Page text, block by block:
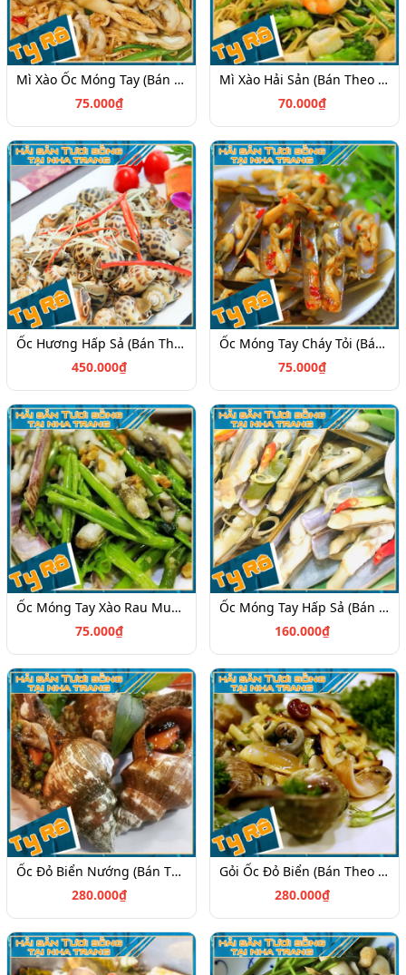
Mì Xào Ốc Móng Tay (Bán Theo Phần)
75.000₫
Mì Xào Hải Sản (Bán Theo Phần)
70.000₫
Ốc Hương Hấp Sả (Bán Theo Kg)
450.000₫
Ốc Móng Tay Cháy Tỏi (Bán Theo Phần)
75.000₫
Ốc Móng Tay Xào Rau Muống (Bán Theo Phần)
75.000₫
Ốc Móng Tay Hấp Sả (Bán Theo Kg)
160.000₫
Ốc Đỏ Biển Nướng (Bán Theo Kg)
280.000₫
Gỏi Ốc Đỏ Biển (Bán Theo Kg)
280.000₫